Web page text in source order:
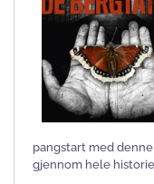
pangstart med
gjennom hele